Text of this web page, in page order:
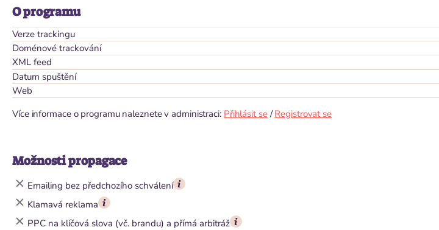
O programu
Verze trackingu
Doménové trackování
XML feed
Datum spuštění
Web
Více informace o programu naleznete v administraci: Přihlásit se/Registrovat se
Možnosti propagace
Emailing bez předchozího schválení
Klamavá reklama
PPC na klíčová slova (vč. brandu) a přímá arbitráž